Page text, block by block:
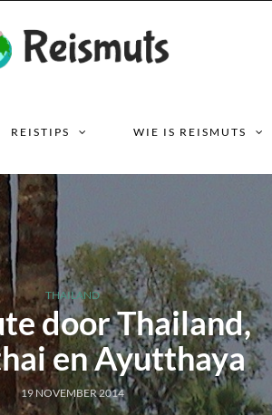
REISTIPS WIE IS REISMUTS
THAILAND
door Thailand,
en Ayutthaya
19 NOVEMBER 2014